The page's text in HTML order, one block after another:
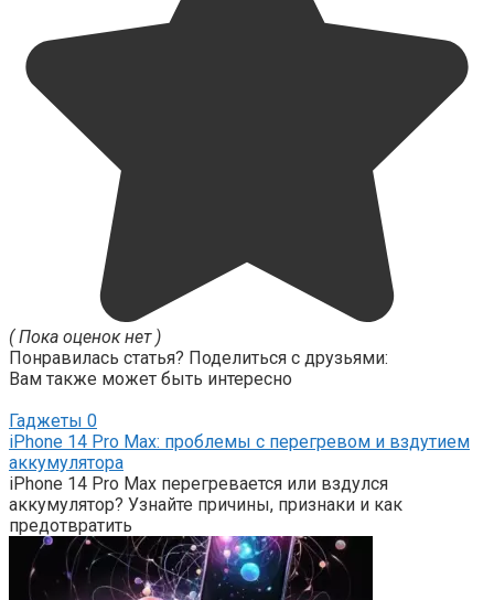
( Пока оценок нет )
Понравилась статья? Поделиться с друзьями:
Вам также может быть интересно
Гаджеты 0
iPhone 14 Pro Max: проблемы с перегревом и вздутием
аккумулятора
iPhone 14 Pro Max перегревается или вздулся
аккумулятор? Узнайте причины, признаки и как
предотвратить